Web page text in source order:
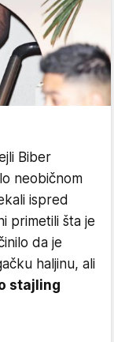
Biber
neobičnom
ispred
primetili šta je
da je
haljinu, ali
stajling